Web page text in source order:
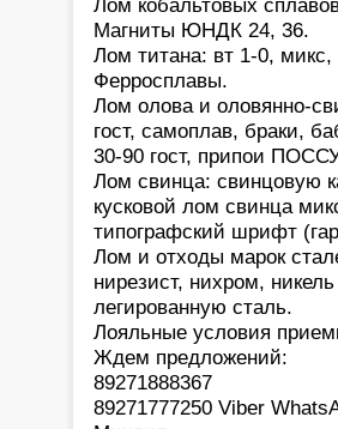
Магниты ЮНДК 24, 36.
Лом титана: вт 1-0, микс,
Ферросплавы.
Лом олова и оловянно-
гост, самоплав, браки,
30-90 гост, припои
Лом свинца: свинцовую
кусковой лом свинца
типографский шрифт
Лом и отходы марок
нирезист, нихром,
легированную сталь.
Лояльные условия
Ждем предложений:
89271888367
89271777250 Viber